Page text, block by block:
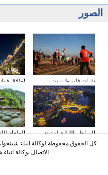
الصور
إطلاق
للاحتفال
لقومية داي
يوننان
شبان فلسطينيون
يمارسون هواياتهم
المفضلة على الحدود بين
غزة وإسرائيل
الطعام
الازهار
توجيا
المناظر الليلية لمدينة
تايأرتشوانغ القديمة
بمقاطعة شانغدونغ
كل الحقوق محفوظة لوكالة انباء
الاتصال بوكالة